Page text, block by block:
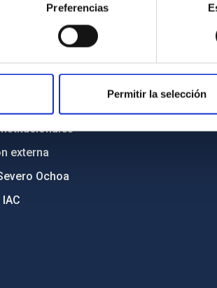
Preferencias
Permitir la selección
y política antifraude
y Sostenibilidad
externa
Ochoa
Aviso